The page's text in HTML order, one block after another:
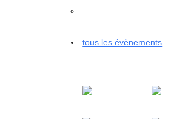
tous les évènements